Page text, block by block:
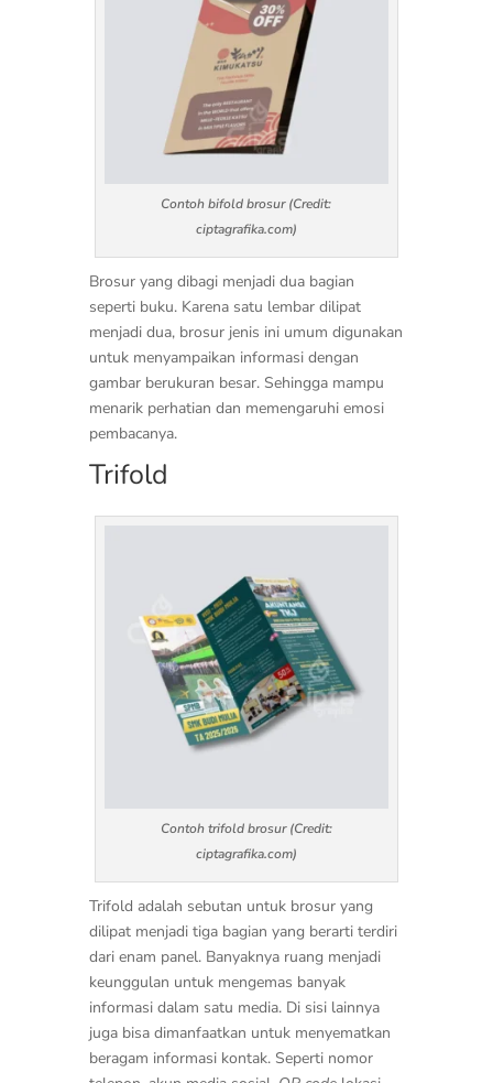
Contoh bifold brosur (Credit:
ciptagrafika.com)
Brosur yang dibagi menjadi dua bagian
seperti buku. Karena satu lembar dilipat
menjadi dua, brosur jenis ini umum digunakan
untuk menyampaikan informasi dengan
gambar berukuran besar. Sehingga mampu
menarik perhatian dan memengaruhi emosi
pembacanya.
Trifold
Contoh trifold brosur (Credit:
ciptagrafika.com)
Trifold adalah sebutan untuk brosur yang
dilipat menjadi tiga bagian yang berarti terdiri
dari enam panel. Banyaknya ruang menjadi
keunggulan untuk mengemas banyak
informasi dalam satu media. Di sisi lainnya
juga bisa dimanfaatkan untuk menyematkan
beragam informasi kontak. Seperti nomor